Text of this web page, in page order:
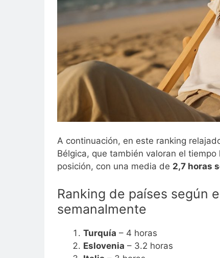
A continuación, en este ranking
Bélgica, que también valoran el
posición, con una media de 2,7 horas
Ranking de países según
semanalmente
Turquía – 4 horas
Eslovenia – 3.2 horas